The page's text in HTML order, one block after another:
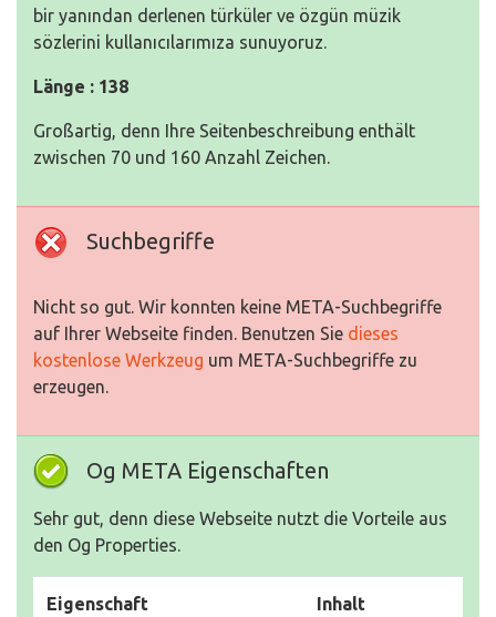
bir yanından derlenen türküler ve özgün müzik
sözlerini kullanıcılarımıza sunuyoruz.
Länge : 138
Großartig, denn Ihre Seitenbeschreibung enthält
zwischen 70 und 160 Anzahl Zeichen.
Suchbegriffe
Nicht so gut. Wir konnten keine META-Suchbegriffe
auf Ihrer Webseite finden. Benutzen Sie dieses
kostenlose Werkzeug um META-Suchbegriffe zu
erzeugen.
Og META Eigenschaften
Sehr gut, denn diese Webseite nutzt die Vorteile aus
den Og Properties.
Eigenschaft Inhalt